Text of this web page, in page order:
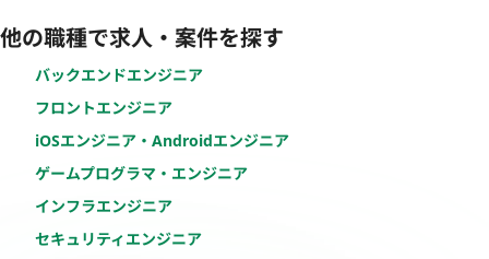
他の職種で求人・案件を探す
バックエンドエンジニア
フロントエンジニア
iOSエンジニア・Androidエンジニア
ゲームプログラマ・エンジニア
インフラエンジニア
セキュリティエンジニア